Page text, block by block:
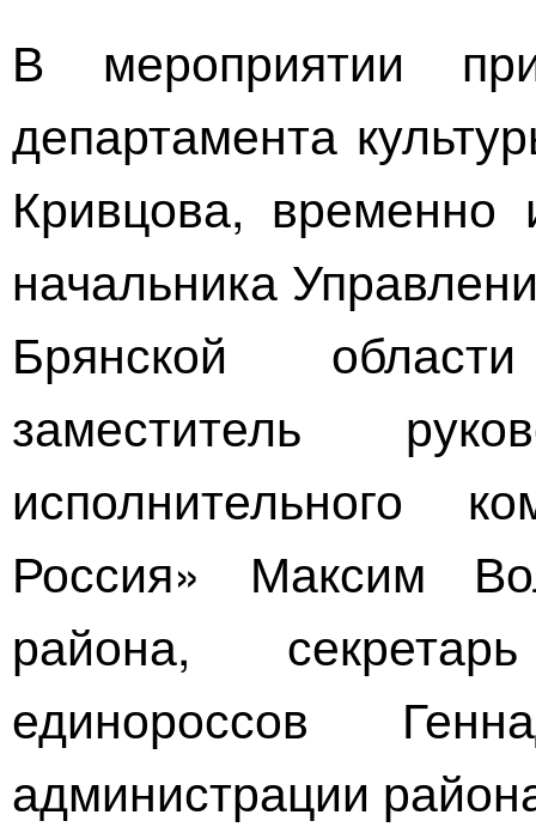
В мероприятии
департамента
Кривцова, временно
начальника
Брянской
заместитель
исполнительного
Россия» Максим
района,
единороссов
администрации